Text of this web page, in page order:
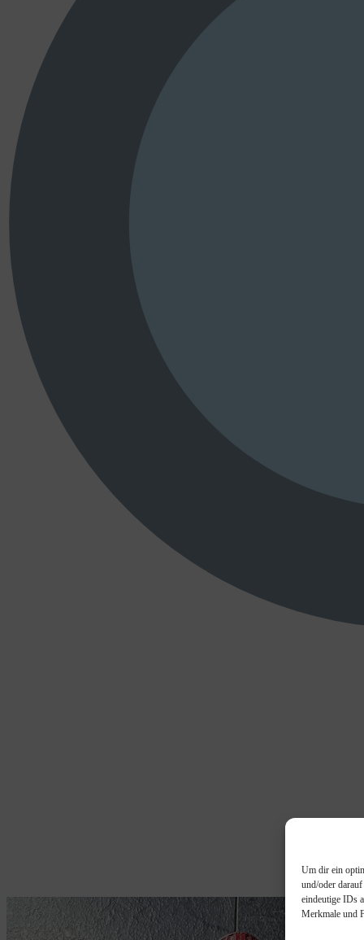
Um dir ein
und/oder
eindeutige IDs
Merkmale und